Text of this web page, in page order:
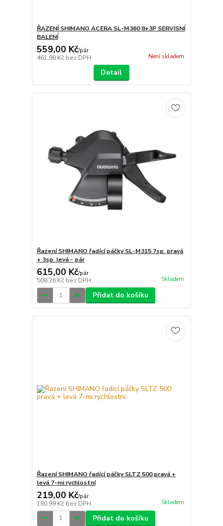
ŘAZENÍ SHIMANO ACERA SL-M360 8+3P SERVISNÍ
BALENÍ
559,00 Kč/pár
461,98 Kč bez DPH Není skladem
Detail
Řazení SHIMANO řadící páčky SL-M315 7sp. pravá
+ 3sp. levá - pár
615,00 Kč/pár
508,26 Kč bez DPH Skladem
Přidat do košíku
Řazení SHIMANO řadící páčky SLTZ 500 pravá +
levá 7-mi rychlostní
219,00 Kč/pár
180,99 Kč bez DPH Skladem
Přidat do košíku